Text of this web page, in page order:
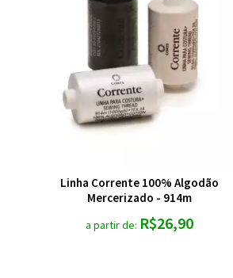
Linha Corrente 100% Algodão
Mercerizado - 914m
a partir de: R$26,90